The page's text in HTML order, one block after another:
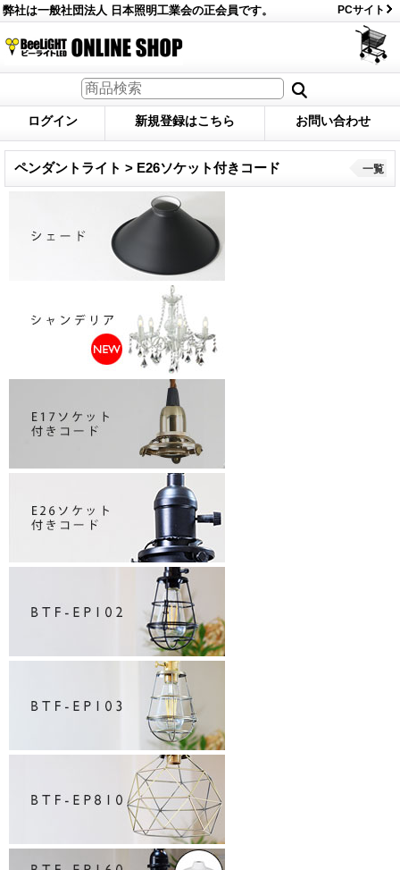
弊社は一般社団法人 日本照明工業会の正会員です。 PCサイト
ログイン 新規登録はこちら お問い合わせ
ペンダントライト > E26ソケット付きコード 一覧